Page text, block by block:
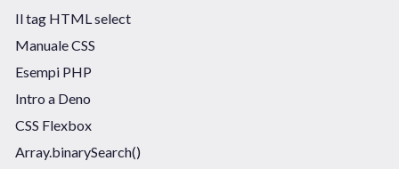
Il tag HTML select
Manuale CSS
Esempi PHP
Intro a Deno
CSS Flexbox
Array.binarySearch()